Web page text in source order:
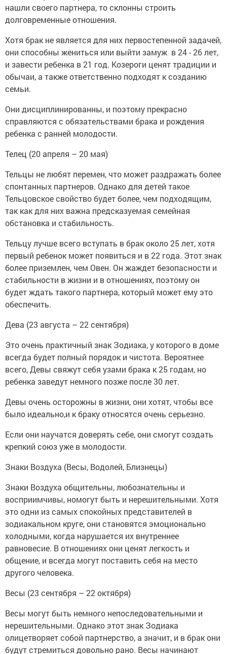
нашли своего партнера, то склонны строить
долговременные отношения.
Хотя брак не является для них первостепенной задачей,
они способны жениться или выйти замуж в 24 - 26 лет,
и завести ребенка в 21 год. Козероги ценят традиции и
обычаи, а также ответственно подходят к созданию
семьи.
Они дисциплинированны, и поэтому прекрасно
справляются с обязательствами брака и рождения
ребенка с ранней молодости.
Телец (20 апреля – 20 мая)
Тельцы не любят перемен, что может раздражать более
спонтанных партнеров. Однако для детей такое
Тельцовское свойство будет более, чем подходящим,
так как для них важна предсказуемая семейная
обстановка и стабильность.
Тельцу лучше всего вступать в брак около 25 лет, хотя
первый ребенок может появиться и в 22 года. Этот знак
более приземлен, чем Овен. Он жаждет безопасности и
стабильности в жизни и в отношениях, поэтому он
будет ждать такого партнера, который может ему это
обеспечить.
Дева (23 августа – 22 сентября)
Это очень практичный знак Зодиака, у которого в доме
всегда будет полный порядок и чистота. Вероятнее
всего, Девы свяжут себя узами брака к 25 годам, но
ребенка заведут немного позже после 30 лет.
Девы очень осторожны в жизни, они хотят, чтобы все
было идеально,и к браку относятся очень серьезно.
Если они научатся доверять себе, они смогут создать
крепкий союз уже в молодости.
Знаки Воздуха (Весы, Водолей, Близнецы)
Знаки Воздуха общительны, любознательны и
восприимчивы, номогут быть и нерешительными. Хотя
это одни из самых спокойных представителей в
зодиакальном круге, они становятся эмоционально
холодными, когда нарушается их внутреннее
равновесие. В отношениях они ценят легкость и
общение, и всегда могут поставить себя на место
другого человека.
Весы (23 сентября – 22 октября)
Весы могут быть немного непоследовательными и
нерешительными. Однако этот знак Зодиака
олицетворяет собой партнерство, а значит, и в брак они
будут стремиться довольно рано. Весы начинают